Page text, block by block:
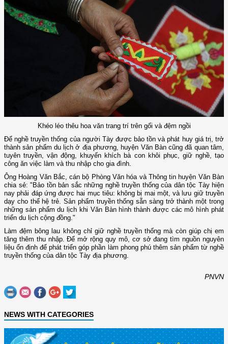
Khéo léo thêu hoa văn trang trí trên gối và đệm ngồi
Để nghề truyền thống của người Tày được bảo tồn và phát huy giá trị, trở
thành sản phẩm du lịch ở địa phương, huyện Văn Bàn cũng đã quan tâm,
tuyên truyền, vận động, khuyến khích bà con khôi phục, giữ nghề, tạo
công ăn việc làm và thu nhập cho gia đình.
Ông Hoàng Văn Bắc, cán bộ Phòng Văn hóa và Thông tin huyện Văn Bàn
chia sẻ: "Bảo tồn bản sắc những nghề truyền thống của dân tộc Tày hiện
nay phải đáp ứng được hai mục tiêu: không bị mai một, và lưu giữ truyền
dạy cho thế hệ trẻ. Sản phẩm truyền thống sẵn sàng trở thành một trong
những sản phẩm du lịch khi Văn Bàn hình thành được các mô hình phát
triển du lịch cộng đồng."
Làm đệm bông lau không chỉ giữ nghề truyền thống mà còn giúp chị em
tăng thêm thu nhập. Để mở rộng quy mô, cơ sở đang tìm nguồn nguyên
liệu ổn định để phát triển góp phần làm phong phú thêm sản phẩm từ nghề
truyền thống của dân tộc Tày địa phương.
PNVN
NEWS WITH CATEGORIES